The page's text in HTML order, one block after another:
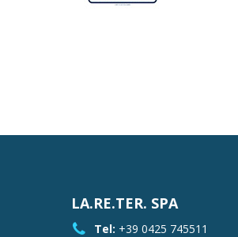
LA.RE.TER. SPA
Tel: +39 0425 745511